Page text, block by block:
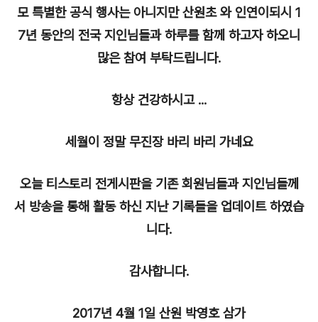
모 특별한 공식 행사는 아니지만 산원초 와 인연이되시 1
7년 동안의 전국 지인님들과 하루를 함께 하고자 하오니
많은 참여 부탁드립니다.
항상 건강하시고 ...
세월이 정말 무진장 바리 바리 가네요
오늘 티스토리 전게시판을 기존 회원님들과 지인님들께
서 방송을 통해 활동 하신 지난 기록들을 업데이트 하였습
니다.
감사합니다.
2017년 4월 1일 산원 박영호 삼가